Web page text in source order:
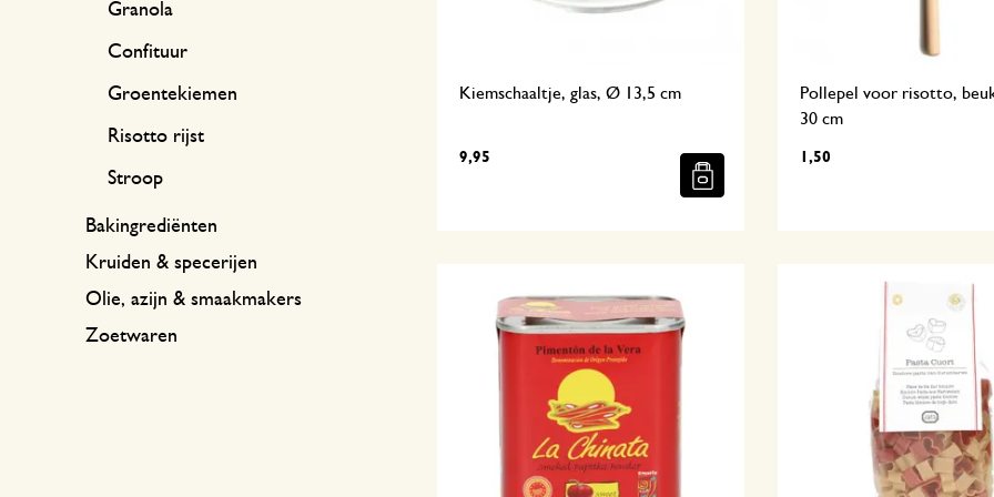
Granola
Confituur
Groentekiemen
Risotto rijst
Stroop
Bakingrediënten
Kruiden & specerijen
Olie, azijn & smaakmakers
Zoetwaren
Kiemschaaltje, glas, Ø 13,5 cm
9,95
Pollepel voor risotto,
30 cm
1,50